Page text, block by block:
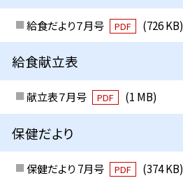
給食だより７月号 PDF (726 KB)
給食献立表
献立表７月号 PDF (1 MB)
保健だより
保健だより 7月号 PDF
(374 KB)